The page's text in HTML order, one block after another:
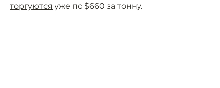
торгуются уже по $660 за тонну.